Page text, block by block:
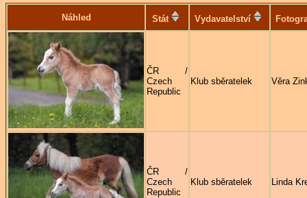
Náhled Stát Vydavatelství
ČR /
Czech
Republic
Klub sběratelek Věra
ČR /
Czech
Republic
Klub sběratelek Linda